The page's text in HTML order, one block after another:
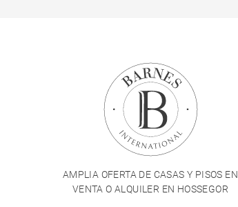
AMPLIA OFERTA DE CASAS Y PISOS EN
VENTA O ALQUILER EN HOSSEGOR